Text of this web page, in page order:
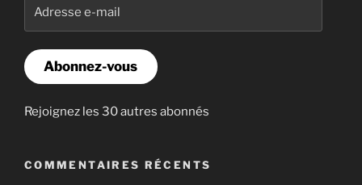
Abonnez-vous
Rejoignez les 30 autres abonnés
COMMENTAIRES RÉCENTS